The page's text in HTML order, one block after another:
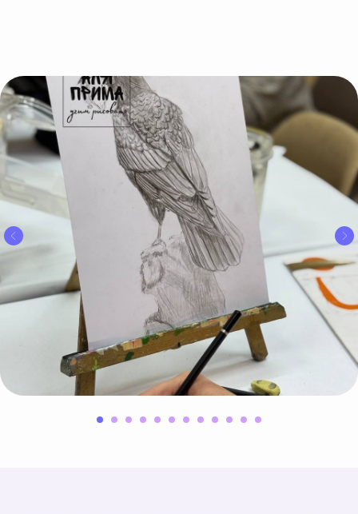
дешевле!
Приходите учиться вдвоем и получайте
скидку
по 500 руб на курсдля каждого!
Приведи друга
и получи на карту 888 руб
. При покупке
курса ваш друг должен назвать ваши ФИО
и телефон.
Посоветуй нас своим знакомым
и получискидку 10% на каждый!
Приобрети сразу два
разных курса